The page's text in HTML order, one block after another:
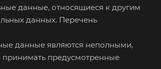
данные, относящиеся к другим
данных. Перечень
данные являются неполными,
предусмотренные